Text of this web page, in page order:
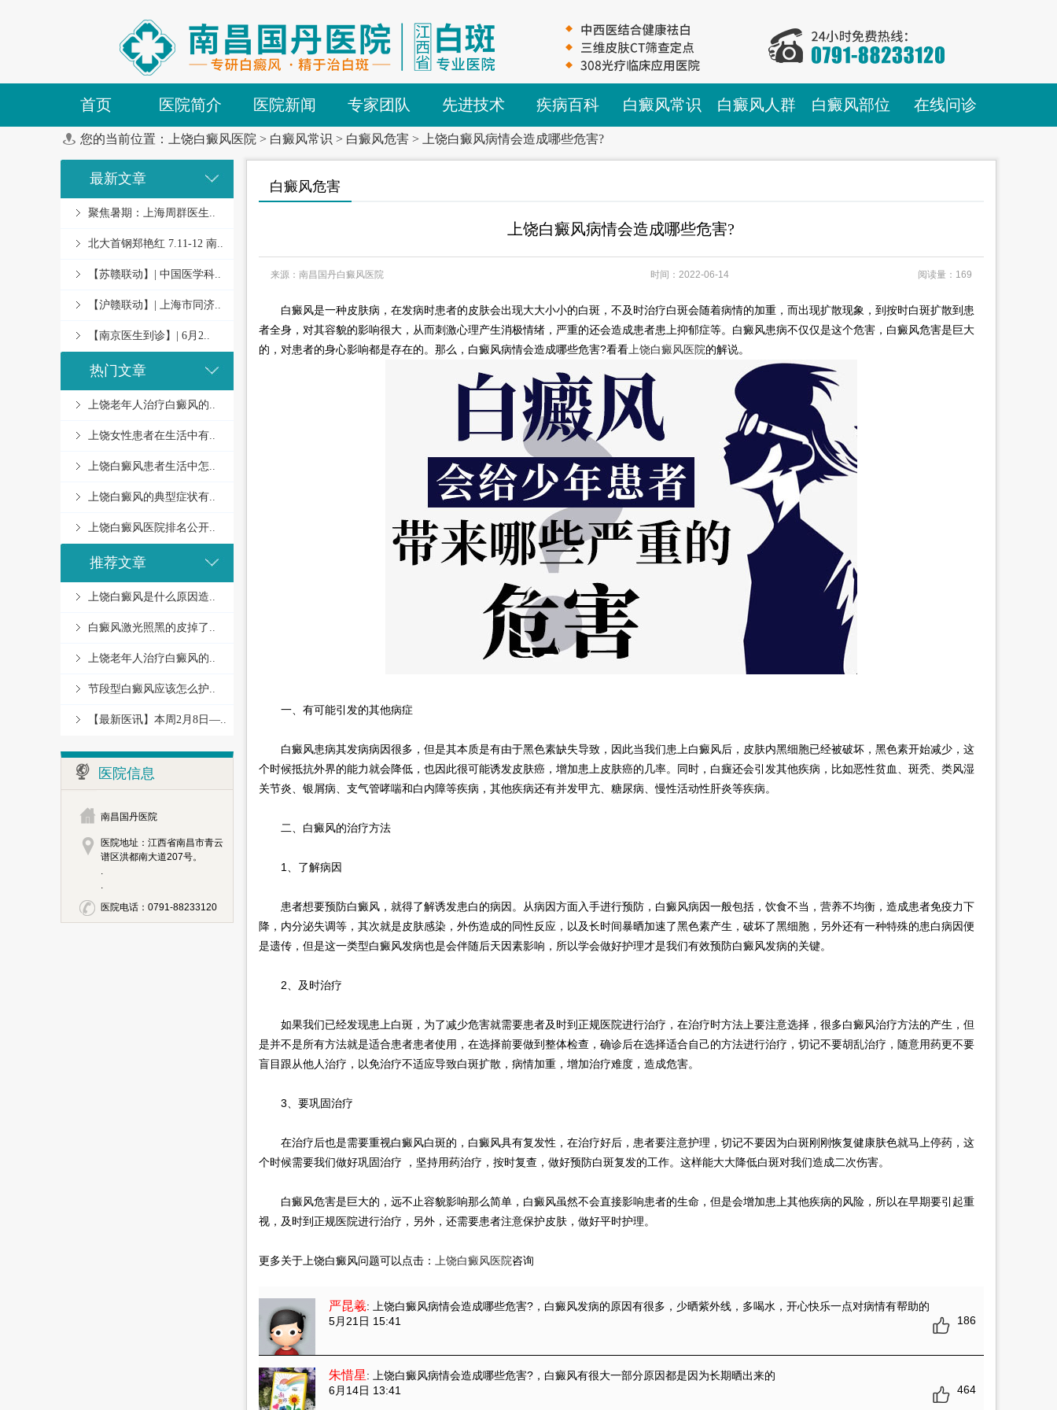
首页 医院简介 医院新闻 专家团队 先进技术 疾病百科 白癜风常识 白癜风人群 白癜风部位 在线问诊
您的当前位置： 上饶白癜风医院 > 白癜风常识 > 白癜风危害 > 上饶白癜风病情会造成哪些危害?
最新文章
聚焦暑期：上海周群医生..
北大首钢郑艳红 7.11-12 南..
【苏赣联动】| 中国医学科..
【沪赣联动】| 上海市同济..
【南京医生到诊】| 6月2..
热门文章
上饶老年人治疗白癜风的..
上饶女性患者在生活中有..
上饶白癜风患者生活中怎..
上饶白癜风的典型症状有..
上饶白癜风医院排名公开..
推荐文章
上饶白癜风是什么原因造..
白癜风激光照黑的皮掉了..
上饶老年人治疗白癜风的..
节段型白癜风应该怎么护..
【最新医讯】本周2月8日—..
医院信息
南昌国丹医院
医院地址：江西省南昌市青云
谱区洪都南大道207号。
.
.
医院电话：0791-88233120
白癜风危害
上饶白癜风病情会造成哪些危害?
来源：南昌国丹白癜风医院 时间：2022-06-14 阅读量：169
白癜风是一种皮肤病，在发病时患者的皮肤会出现大大小小的白斑，不及时治疗白斑会随着病情的加重，而出现扩散现象，到按时白斑扩散到患
者全身，对其容貌的影响很大，从而刺激心理产生消极情绪，严重的还会造成患者患上抑郁症等。白癜风患病不仅仅是这个危害，白癜风危害是巨大
的，对患者的身心影响都是存在的。那么，白癜风病情会造成哪些危害?看看上饶白癜风医院的解说。
一、有可能引发的其他病症
白癜风患病其发病病因很多，但是其本质是有由于黑色素缺失导致，因此当我们患上白癜风后，皮肤内黑细胞已经被破坏，黑色素开始减少，这
个时候抵抗外界的能力就会降低，也因此很可能诱发皮肤癌，增加患上皮肤癌的几率。同时，白癍还会引发其他疾病，比如恶性贫血、斑秃、类风湿
关节炎、银屑病、支气管哮喘和白内障等疾病，其他疾病还有并发甲亢、糖尿病、慢性活动性肝炎等疾病。
二、白癜风的治疗方法
1、了解病因
患者想要预防白癜风，就得了解诱发患白的病因。从病因方面入手进行预防，白癜风病因一般包括，饮食不当，营养不均衡，造成患者免疫力下
降，内分泌失调等，其次就是皮肤感染，外伤造成的同性反应，以及长时间暴晒加速了黑色素产生，破坏了黑细胞，另外还有一种特殊的患白病因便
是遗传，但是这一类型白癜风发病也是会伴随后天因素影响，所以学会做好护理才是我们有效预防白癜风发病的关键。
2、及时治疗
如果我们已经发现患上白斑，为了减少危害就需要患者及时到正规医院进行治疗，在治疗时方法上要注意选择，很多白癜风治疗方法的产生，但
是并不是所有方法就是适合患者患者使用，在选择前要做到整体检查，确诊后在选择适合自己的方法进行治疗，切记不要胡乱治疗，随意用药更不要
盲目跟从他人治疗，以免治疗不适应导致白斑扩散，病情加重，增加治疗难度，造成危害。
3、要巩固治疗
在治疗后也是需要重视白癜风白斑的，白癜风具有复发性，在治疗好后，患者要注意护理，切记不要因为白斑刚刚恢复健康肤色就马上停药，这
个时候需要我们做好巩固治疗 ，坚持用药治疗，按时复查，做好预防白斑复发的工作。这样能大大降低白斑对我们造成二次伤害。
白癜风危害是巨大的，远不止容貌影响那么简单，白癜风虽然不会直接影响患者的生命，但是会增加患上其他疾病的风险，所以在早期要引起重
视，及时到正规医院进行治疗，另外，还需要患者注意保护皮肤，做好平时护理。
更多关于上饶白癜风问题可以点击： 上饶白癜风医院咨询
严昆羲: 上饶白癜风病情会造成哪些危害? ，白癜风发病的原因有很多，少晒紫外线，多喝水，开心快乐一点对病情有帮助的
5月21日 15:41
186
朱惜星: 上饶白癜风病情会造成哪些危害? ，白癜风有很大一部分原因都是因为长期晒出来的
6月14日 13:41
464